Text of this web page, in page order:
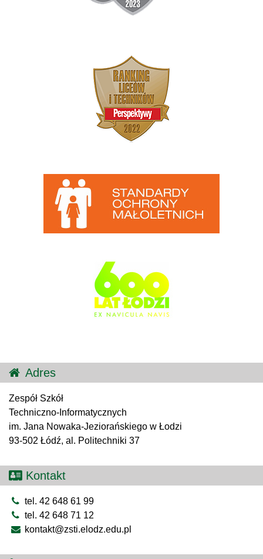
Adres
Zespół Szkół
Techniczno-Informatycznych
im. Jana Nowaka-Jeziorańskiego w Łodzi
93-502 Łódź, al. Politechniki 37
Kontakt
tel. 42 648 61 99
tel. 42 648 71 12
kontakt@zsti.elodz.edu.pl